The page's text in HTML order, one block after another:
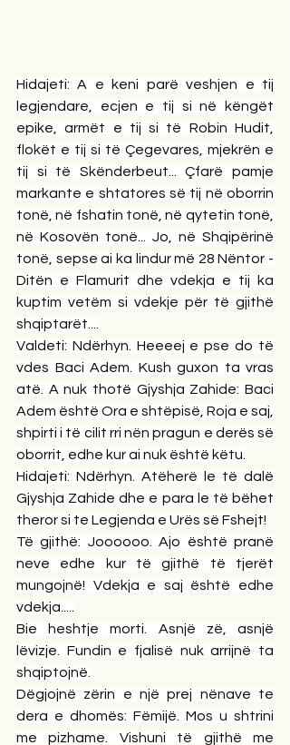
Hidajeti: A e keni parë veshjen e tij
legjendare, ecjen e tij si në këngët
epike, armët e tij si të Robin Hudit,
flokët e tij si të Çegevares, mjekrën e
tij si të Skënderbeut... Çfarë pamje
markante e shtatores së tij në oborrin
tonë, në fshatin tonë, në qytetin tonë,
në Kosovën tonë... Jo, në Shqipërinë
tonë, sepse ai ka lindur më 28 Nëntor -
Ditën e Flamurit dhe vdekja e tij ka
kuptim vetëm si vdekje për të gjithë
shqiptarët....
Valdeti: Ndërhyn. Heeeej e pse do të
vdes Baci Adem. Kush guxon ta vras
atë. A nuk thotë Gjyshja Zahide: Baci
Adem është Ora e shtëpisë, Roja e saj,
shpirti i të cilit rri nën pragun e derës së
oborrit, edhe kur ai nuk është këtu.
Hidajeti: Ndërhyn. Atëherë le të dalë
Gjyshja Zahide dhe e para le të bëhet
theror si te Legjenda e Urës së Fshejt!
Të gjithë: Joooooo. Ajo është pranë
neve edhe kur të gjithë të tjerët
mungojnë! Vdekja e saj është edhe
vdekja.....
Bie heshtje morti. Asnjë zë, asnjë
lëvizje. Fundin e fjalisë nuk arrijnë ta
shqiptojnë.
Dëgjojnë zërin e një prej nënave te
dera e dhomës: Fëmijë. Mos u shtrini
me pizhame. Vishuni të gjithë me